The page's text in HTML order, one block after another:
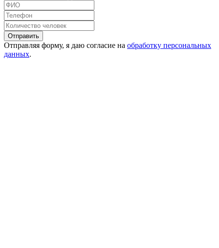
Отправить
Отправляя форму, я даю согласие на обработку персональных
данных.